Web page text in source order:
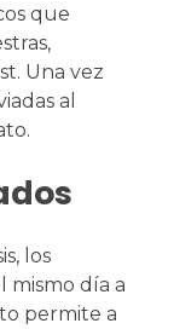
que
Una vez
al
los
mismo día a
permite a